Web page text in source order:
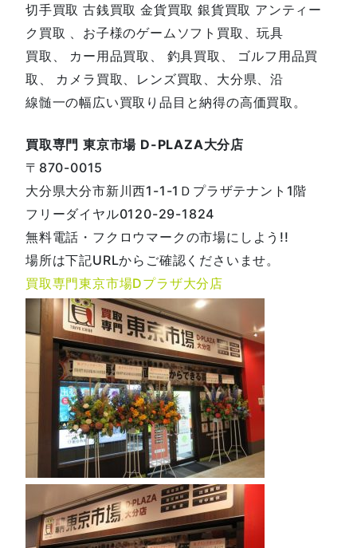
切手買取 古銭買取 金貨買取 銀貨買取 アンティー
ク買取 、お子様のゲームソフト買取、玩具
買取、 カー用品買取、 釣具買取、 ゴルフ用品買
取、 カメラ買取、レンズ買取、大分県、沿
線髄一の幅広い買取り品目と納得の高価買取。
買取専門 東京市場 D-PLAZA大分店
〒870-0015
大分県大分市新川西1-1-1Ｄプラザテナント1階
フリーダイヤル0120-29-1824
無料電話・フクロウマークの市場にしよう!!
場所は下記URLからご確認くださいませ。
買取専門東京市場Dプラザ大分店